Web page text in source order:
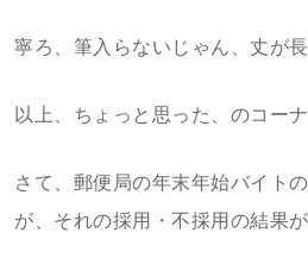
寧ろ、筆入らないじゃん、丈が
以上、ちょっと思った、のコーナ
さて、郵便局の年末年始バイト
が、それの採用・不採用の結果が